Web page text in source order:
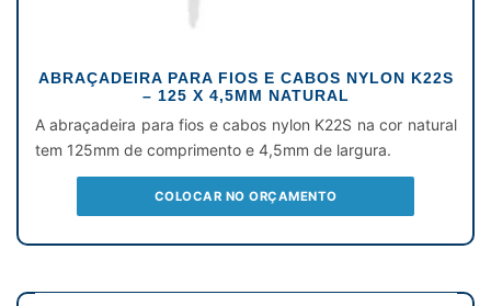
ABRAÇADEIRA PARA FIOS E CABOS NYLON K22S
– 125 X 4,5MM NATURAL
A abraçadeira para fios e cabos nylon K22S na cor natural
tem 125mm de comprimento e 4,5mm de largura.
COLOCAR NO ORÇAMENTO